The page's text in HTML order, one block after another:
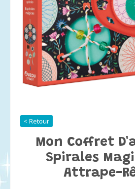
< Retour
Mon Coffret
Spirales
Attrape-